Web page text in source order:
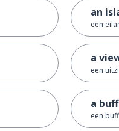
an
een
a
een
a
een